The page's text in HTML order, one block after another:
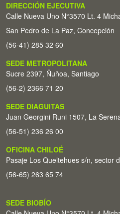
DIRECCIÓN EJECUTIVA
Calle Nueva Uno N°3570 Lt. 4
San Pedro de La Paz, Concepción
(56-41) 285 32 60
SEDE METROPOLITANA
Sucre 2397, Ñuñoa, Santiago
(56-2) 2366 71 20
SEDE DIAGUITAS
Juan Georgini Runi 1507, La
(56-51) 236 26 00
OFICINA CHILOÉ
Pasaje Los Queltehues s/n, sector
(56-65) 263 65 74
SEDE BIOBÍO